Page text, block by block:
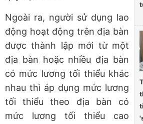
Ngoài ra, người sử dụng lao
động hoạt động trên địa bàn
được thành lập mới từ một
địa bàn hoặc nhiều địa bàn
có mức lương tối thiểu khác
nhau thì áp dụng mức lương
tối thiểu theo địa bàn có
mức lương tối thiểu cao